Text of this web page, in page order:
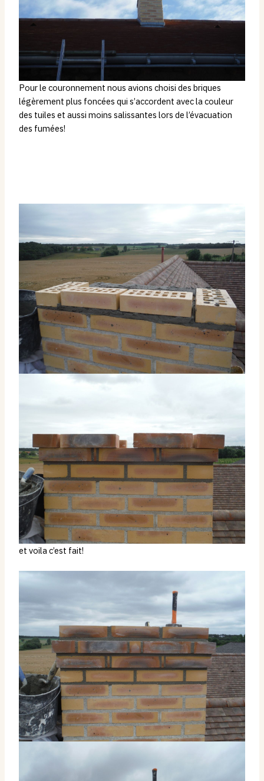
Pour le couronnement nous avions choisi des briques
légèrement plus foncées qui s’accordent avec la couleur
des tuiles et aussi moins salissantes lors de l’évacuation
des fumées!
et voila c’est fait!